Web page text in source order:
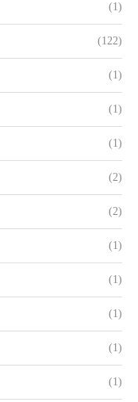
(1)
(122)
(1)
(1)
(1)
(2)
(2)
(1)
(1)
(1)
(1)
(1)